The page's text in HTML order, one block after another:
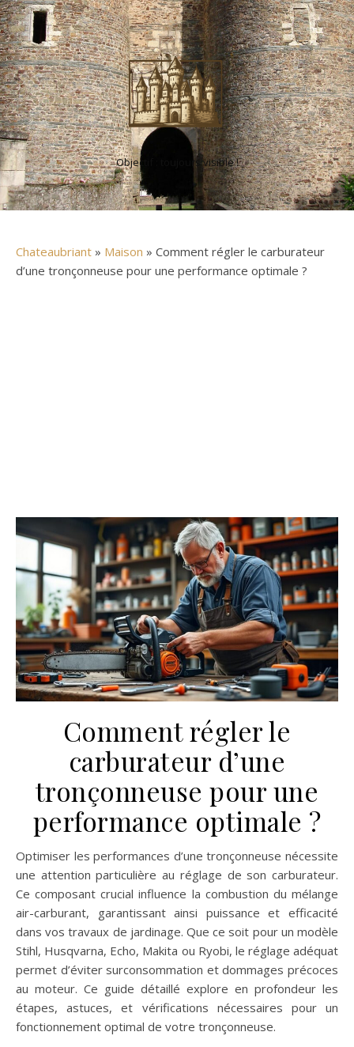
Objectif : toujours visible !
Chateaubriant » Maison » Comment régler le carburateur
d’une tronçonneuse pour une performance optimale ?
Comment régler le
carburateur d’une
tronçonneuse pour une
performance optimale ?
Optimiser les performances d’une tronçonneuse nécessite
une attention particulière au réglage de son carburateur.
Ce composant crucial influence la combustion du mélange
air-carburant, garantissant ainsi puissance et efficacité
dans vos travaux de jardinage. Que ce soit pour un modèle
Stihl, Husqvarna, Echo, Makita ou Ryobi, le réglage adéquat
permet d’éviter surconsommation et dommages précoces
au moteur. Ce guide détaillé explore en profondeur les
étapes, astuces, et vérifications nécessaires pour un
fonctionnement optimal de votre tronçonneuse.